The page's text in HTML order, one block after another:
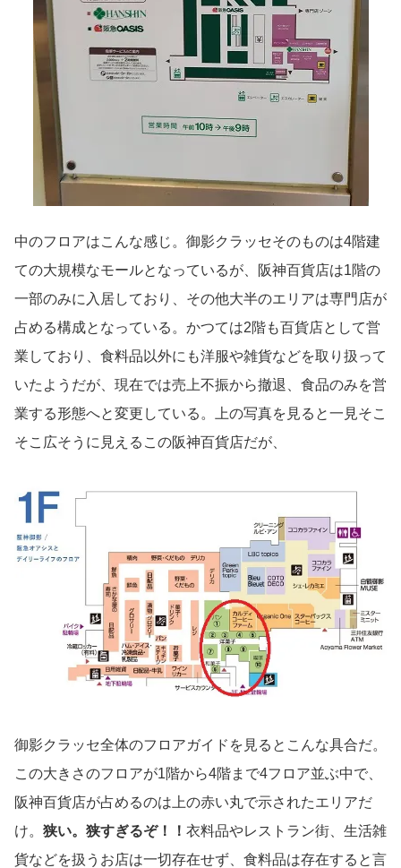
中のフロアはこんな感じ。御影クラッセそのものは4階建
ての大規模なモールとなっているが、阪神百貨店は1階の
一部のみに入居しており、その他大半のエリアは専門店が
占める構成となっている。かつては2階も百貨店として営
業しており、食料品以外にも洋服や雑貨などを取り扱って
いたようだが、現在では売上不振から撤退、食品のみを営
業する形態へと変更している。上の写真を見ると一見そこ
そこ広そうに見えるこの阪神百貨店だが、
御影クラッセ全体のフロアガイドを見るとこんな具合だ。
この大きさのフロアが1階から4階まで4フロア並ぶ中で、
阪神百貨店が占めるのは上の赤い丸で示されたエリアだ
け。 狭い。狭すぎるぞ！！ 衣料品やレストラン街、生活雑
貨などを扱うお店は一切存在せず、食料品は存在すると言